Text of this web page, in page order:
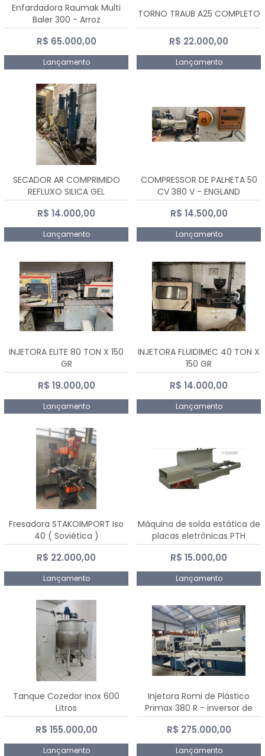
Enfardadora Raumak Multi
Baler 300 - Arroz
R$ 65.000,00
Lançamento
TORNO TRAUB A25 COMPLETO
R$ 22.000,00
Lançamento
SECADOR AR COMPRIMIDO
REFLUXO SILICA GEL
R$ 14.000,00
Lançamento
COMPRESSOR DE PALHETA 50
CV 380 V - ENGLAND
R$ 14.500,00
Lançamento
INJETORA ELITE 80 TON X 150
GR
R$ 19.000,00
Lançamento
INJETORA FLUIDIMEC 40 TON X
150 GR
R$ 14.000,00
Lançamento
Fresadora STAKOIMPORT Iso
40 ( Soviética )
R$ 22.000,00
Lançamento
Máquina de solda estática de
placas eletrônicas PTH
DIALSAT
R$ 15.000,00
Lançamento
Tanque Cozedor inox 600
Litros
R$ 155.000,00
Lançamento
Injetora Romi de Plástico
Primax 380 R - inversor de
frequência NR 12 - 2008
R$ 275.000,00
Lançamento